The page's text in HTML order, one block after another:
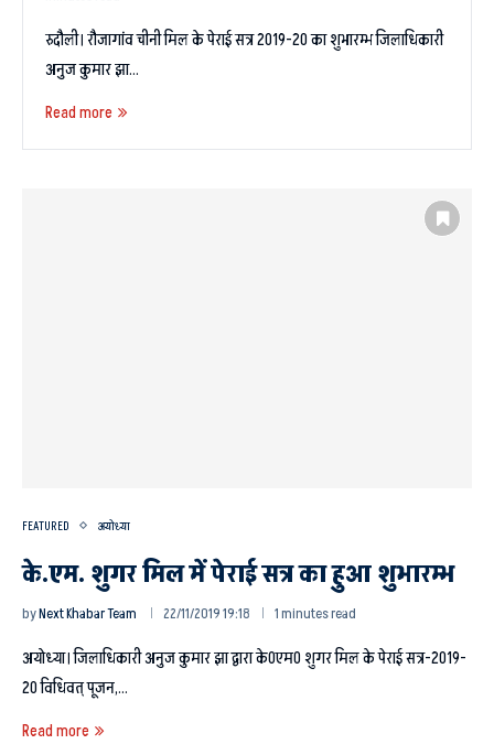
रुदौली। रौजागांव चीनी मिल के पेराई सत्र 2019-20 का शुभारम्भ जिलाधिकारी
अनुज कुमार झा…
Read more
FEATURED अयोध्या
के.एम. शुगर मिल में पेराई सत्र का हुआ शुभारम्भ
byNext Khabar Team 22/11/2019 19:18 1 minutes read
अयोध्या। जिलाधिकारी अनुज कुमार झा द्वारा के0एम0 शुगर मिल के पेराई सत्र-2019-
20 विधिवत् पूजन,…
Read more